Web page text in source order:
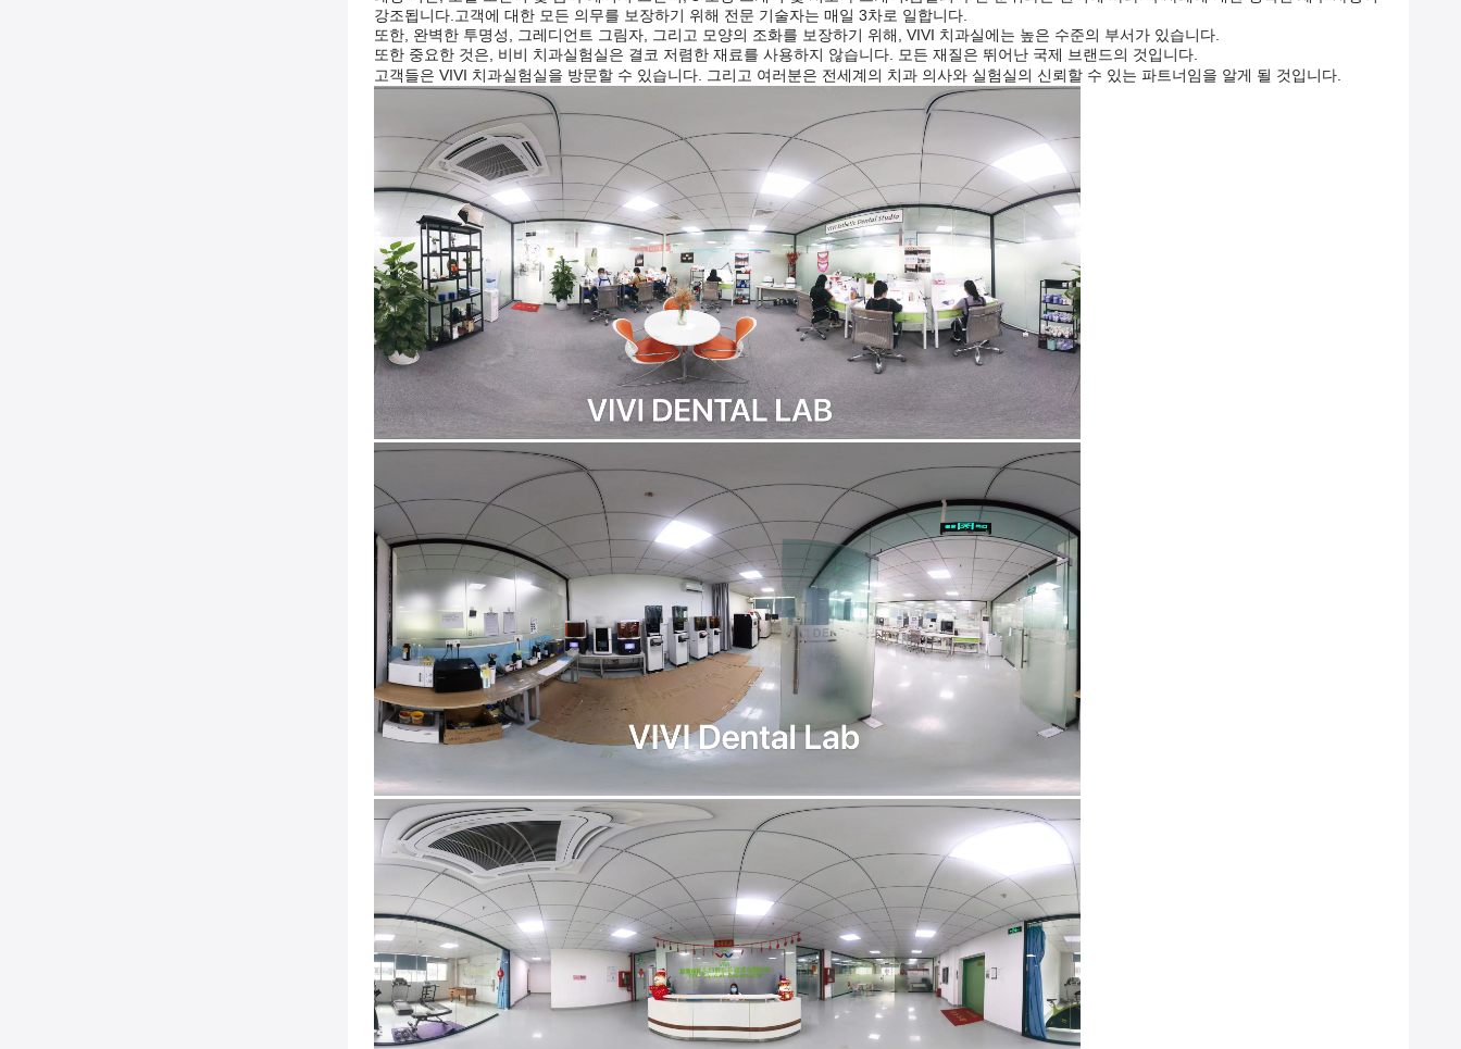
강조됩니다.고객에 대한 모든 의무를 보장하기 위해 전문 기술자는 매일 3차로 일합니다.
또한, 완벽한 투명성, 그레디언트 그림자, 그리고 모양의 조화를 보장하기 위해, VIVI 치과실에는 높은 수준의 부서가 있습니다.
또한 중요한 것은, 비비 치과실험실은 결코 저렴한 재료를 사용하지 않습니다. 모든 재질은 뛰어난 국제 브랜드의 것입니다.
고객들은 VIVI 치과실험실을 방문할 수 있습니다. 그리고 여러분은 전세계의 치과 의사와 실험실의 신뢰할 수 있는 파트너임을 알게 될 것입니다.